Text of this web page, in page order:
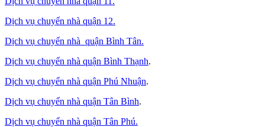
Dịch vụ chuyển nhà quận 12.
Dịch vụ chuyển nhà quận Bình Tân.
Dịch vụ chuyển nhà quận Bình Thạnh.
Dịch vụ chuyển nhà quận Phú Nhuận.
Dịch vụ chuyển nhà quận Tân Bình.
Dịch vụ chuyển nhà quận Tân Phú.